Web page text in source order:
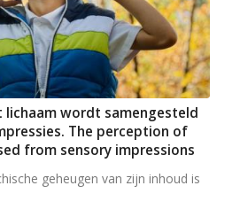
lichaam wordt samengesteld
The perception of
from sensory impressions
geheugen van zijn inhoud is